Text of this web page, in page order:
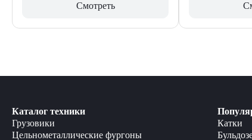
Смотреть
Каталог техники
Грузовики
Цельнометаллические фургоны
Катки